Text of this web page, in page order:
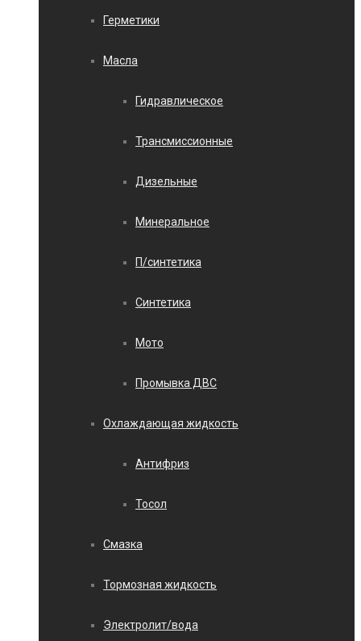
Герметики
Масла
Гидравлическое
Трансмиссионные
Дизельные
Минеральное
П/синтетика
Синтетика
Мото
Промывка ДВС
Охлаждающая жидкость
Антифриз
Тосол
Смазка
Тормозная жидкость
Электролит/вода